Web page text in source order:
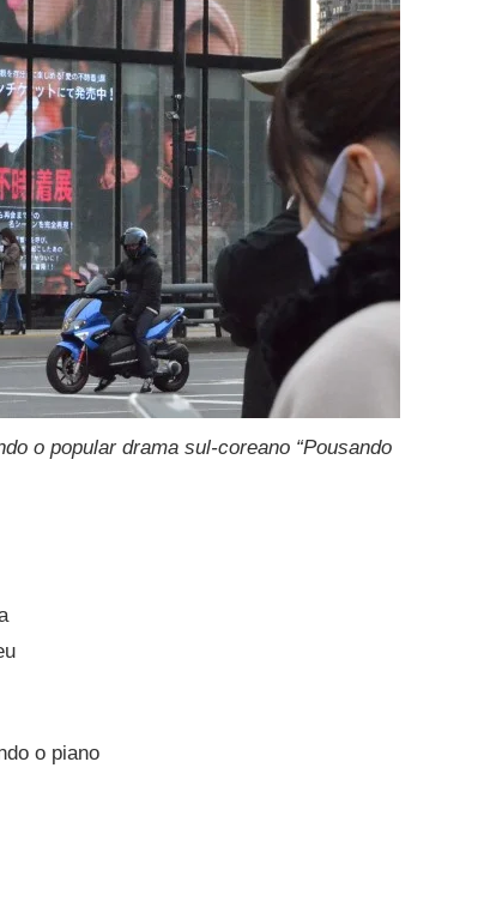
o popular drama sul-coreano “Pousando
o piano